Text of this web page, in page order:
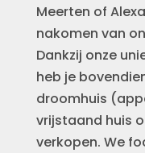
Meerten of
nakomen van
Dankzij onze
heb je
droomhuis
vrijstaand huis
verkopen. We